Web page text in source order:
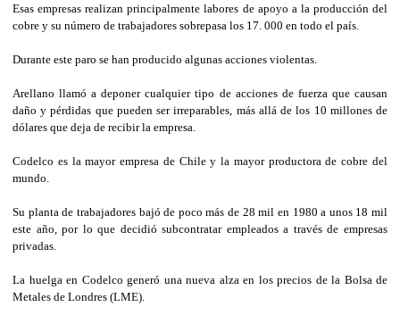
Esas empresas realizan principalmente labores de apoyo a la producción del
cobre y su número de trabajadores sobrepasa los 17. 000 en todo el país.
Durante este paro se han producido algunas acciones violentas.
Arellano llamó a deponer cualquier tipo de acciones de fuerza que causan
daño y pérdidas que pueden ser irreparables, más allá de los 10 millones de
dólares que deja de recibir la empresa.
Codelco es la mayor empresa de Chile y la mayor productora de cobre del
mundo.
Su planta de trabajadores bajó de poco más de 28 mil en 1980 a unos 18 mil
este año, por lo que decidió subcontratar empleados a través de empresas
privadas.
La huelga en Codelco generó una nueva alza en los precios de la Bolsa de
Metales de Londres (LME).